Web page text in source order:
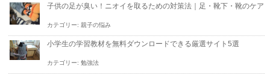
子供の足が臭い！ニオイを取るための対策法｜足・靴下・靴のケア
カテゴリー:親子の悩み
小学生の学習教材を無料ダウンロードできる厳選サイト5選
カテゴリー:勉強法